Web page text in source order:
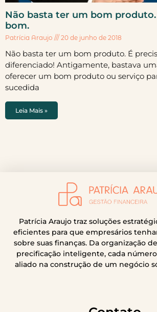
Não basta ter um bom produto.
bom.
Patrícia Araujo 20 de junho de 2018
Não basta ter um bom produto. É
diferenciado! Antigamente, bastava
oferecer um bom produto ou serviço
sucedida
Leia Mais »
Patrícia Araujo traz soluções
eficientes para que empresários
sobre suas finanças. Da organização
precificação inteligente, cada número
aliado na construção de um negócio